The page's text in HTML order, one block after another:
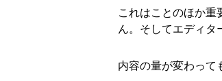
これはことのほか重
ん。そしてエディタ
内容の量が変わって